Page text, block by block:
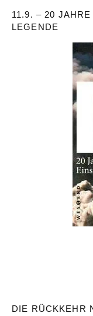
11.9. – 20
LEGENDE
DIE RÜCKKEHR